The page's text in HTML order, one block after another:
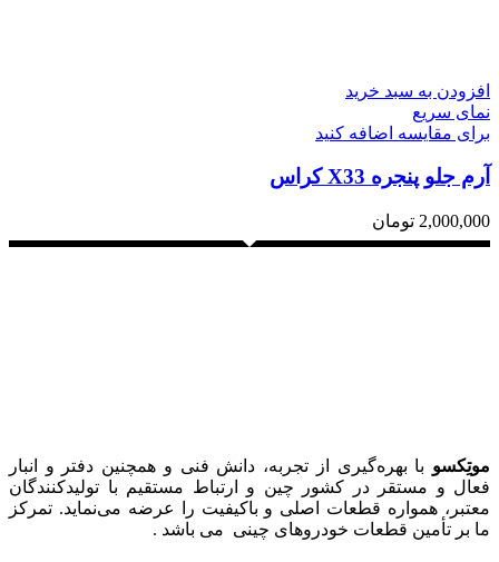
افزودن به سبد خرید
نمای سریع
برای مقایسه اضافه کنید
آرم جلو پنجره X33 کراس
2,000,000 تومان
موتِکسو با بهره‌گیری از تجربه، دانش فنی و همچنین دفتر و انبار
فعال و مستقر در کشور چین و ارتباط مستقیم با تولیدکنندگان
معتبر، همواره قطعات اصلی و باکیفیت را عرضه می‌نماید. تمرکز
ما بر تأمین قطعات خودروهای چینی می باشد .